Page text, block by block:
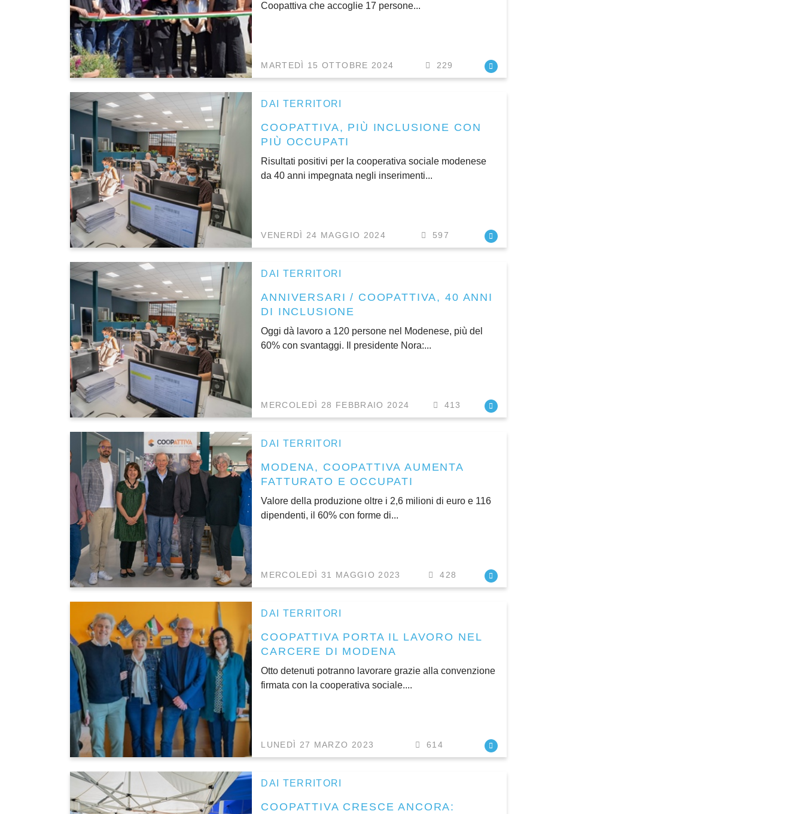
Coopattiva che accoglie 17 persone...
MARTEDÌ 15 OTTOBRE 2024 229
DAI TERRITORI
COOPATTIVA, PIÙ INCLUSIONE CON
PIÙ OCCUPATI
Risultati positivi per la cooperativa sociale modenese
da 40 anni impegnata negli inserimenti...
VENERDÌ 24 MAGGIO 2024 597
DAI TERRITORI
ANNIVERSARI / COOPATTIVA, 40 ANNI
DI INCLUSIONE
Oggi dà lavoro a 120 persone nel Modenese, più del
60% con svantaggi. Il presidente Nora:...
MERCOLEDÌ 28 FEBBRAIO 2024 413
DAI TERRITORI
MODENA, COOPATTIVA AUMENTA
FATTURATO E OCCUPATI
Valore della produzione oltre i 2,6 milioni di euro e 116
dipendenti, il 60% con forme di...
MERCOLEDÌ 31 MAGGIO 2023 428
DAI TERRITORI
COOPATTIVA PORTA IL LAVORO NEL
CARCERE DI MODENA
Otto detenuti potranno lavorare grazie alla convenzione
firmata con la cooperativa sociale....
LUNEDÌ 27 MARZO 2023 614
DAI TERRITORI
COOPATTIVA CRESCE ANCORA: